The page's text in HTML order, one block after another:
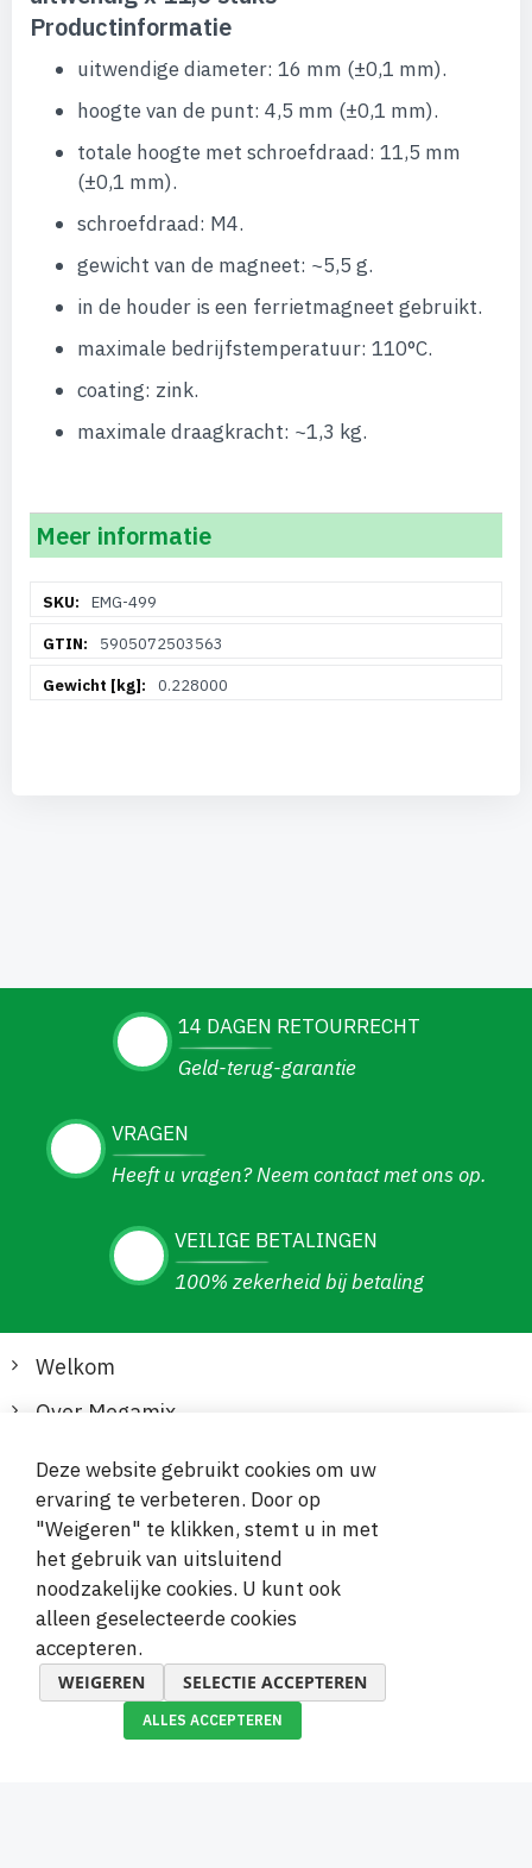
Productinformatie
uitwendige diameter: 16 mm (±0,1 mm).
hoogte van de punt: 4,5 mm (±0,1 mm).
totale hoogte met schroefdraad: 11,5 mm
(±0,1 mm).
schroefdraad: M4.
gewicht van de magneet: ~5,5 g.
in de houder is een ferrietmagneet gebruikt.
maximale bedrijfstemperatuur: 110°C.
coating: zink.
maximale draagkracht: ~1,3 kg.
Meer informatie
informatieEMG-499
5905072503563
0.228000
14 DAGEN RETOURRECHT
Geld-terug-garantie
VRAGEN
Heeft u vragen? Neem contact met ons op.
VEILIGE BETALINGEN
100% zekerheid bij betaling
Welkom
Over Megamix
Informatie
Klantenservice
Veilige en gemakkelijke betalingen
Deze website gebruikt cookies om uw
ervaring te verbeteren. Door op
"Weigeren" te klikken, stemt u in met
het gebruik van uitsluitend
noodzakelijke cookies. U kunt ook
alleen geselecteerde cookies
accepteren.
WEIGEREN SELECTIE ACCEPTEREN
ALLES ACCEPTEREN